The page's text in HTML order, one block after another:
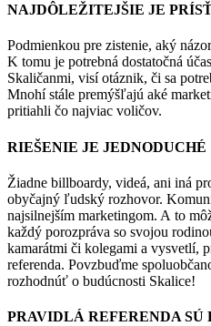
NAJDÔLEŽITEJŠIE JE
Podmienkou pre zistenie, aký
K tomu je potrebná dostatočná
Skaličanmi, visí otáznik, či sa
Mnohí stále premýšľajú aké
pritiahli čo najviac voličov.
RIEŠENIE JE JEDNODUCHÉ
Žiadne billboardy, videá, ani iná
obyčajný ľudský rozhovor.
najsilnejším marketingom. A to
každý porozpráva so svojou
kamarátmi či kolegami a vysvetlí,
referenda. Povzbuďme
rozhodnúť o budúcnosti Skalice!
PRAVIDLÁ REFERENDA SÚ